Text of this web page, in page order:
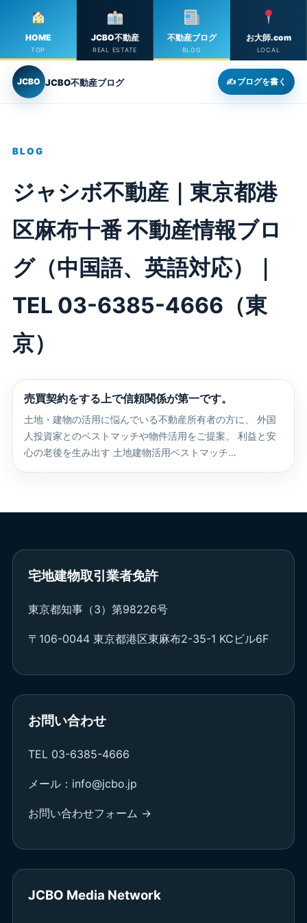
HOME
TOP
JCBO不動産
REAL ESTATE
不動産ブログ
BLOG
お大師.com
LOCAL
JCBO JCBO不動産ブログ ✍ ブログを書く
BLOG
ジャシボ不動産｜東京都港
区麻布十番 不動産情報ブロ
グ（中国語、英語対応）｜
TEL 03-6385-4666（東
京）
売買契約をする上で信頼関係が第一です。
土地・建物の活用に悩んでいる不動産所有者の方に、 外国
人投資家とのベストマッチや物件活用をご提案。 利益と安
心の老後を生み出す 土地建物活用ベストマッチ…
宅地建物取引業者免許
東京都知事（3）第98226号
〒106-0044 東京都港区東麻布2-35-1 KCビル6F
お問い合わせ
TEL 03-6385-4666
メール：info@jcbo.jp
お問い合わせフォーム →
JCBO Media Network